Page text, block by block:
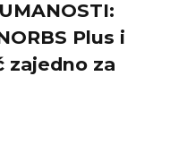
Plus i
zajedno za